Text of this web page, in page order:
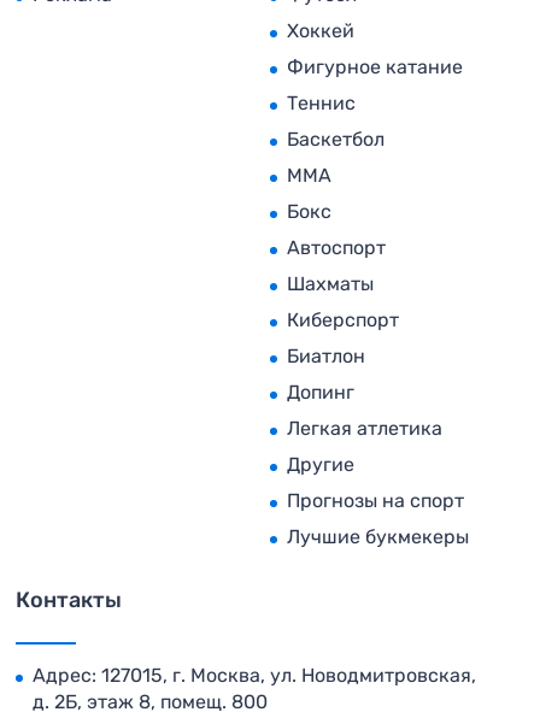
Хоккей
Фигурное катание
Теннис
Баскетбол
MMA
Бокс
Автоспорт
Шахматы
Киберспорт
Биатлон
Допинг
Легкая атлетика
Другие
Прогнозы на спорт
Лучшие букмекеры
Контакты
Адрес: 127015, г. Москва, ул. Новодмитровская,
д. 2Б, этаж 8, помещ. 800